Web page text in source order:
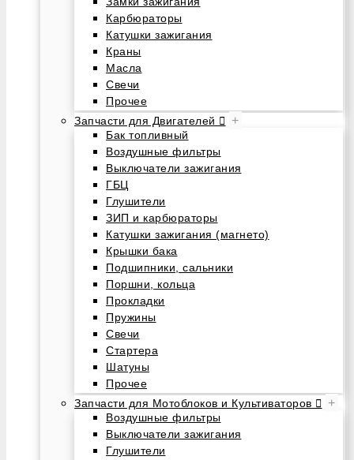
Карбюраторы
Катушки зажигания
Краны
Масла
Свечи
Прочее
Запчасти для Двигателей
+
Бак топливный
Воздушные фильтры
Выключатели зажигания
ГБЦ
Глушители
ЗИП и карбюраторы
Катушки зажигания (магнето)
Крышки бака
Подшипники, сальники
Поршни, кольца
Прокладки
Пружины
Свечи
Стартера
Шатуны
Прочее
Запчасти для Мотоблоков и Культиваторов
+
Воздушные фильтры
Выключатели зажигания
Глушители